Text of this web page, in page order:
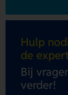
Hulp
de
Bij
verder!